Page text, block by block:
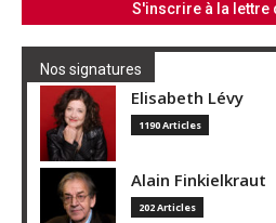
Nos signatures
Elisabeth Lévy
1190 Articles
Alain Finkielkraut
202 Articles